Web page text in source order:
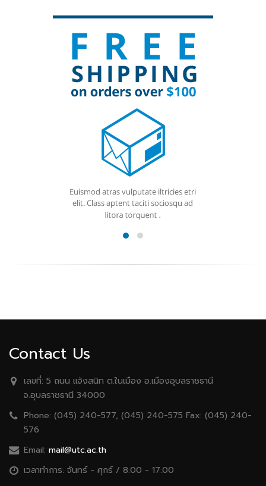
Contact Us
เลขที่: 5 ถนน เเจ้งสนิท ต.ในเมือง อ.เมืองอุบลราชธานี
จ.อุบลราชธานี 34000
Phone: (045) 240-577, (045) 240-575 Fax: (045) 240-
576
Email: mail@utc.ac.th
เวลาทำการ: จันทร์ - ศุกร์ / 8:00 - 17:00